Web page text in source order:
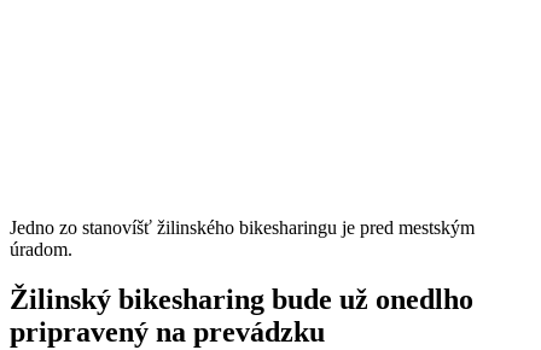
Jedno zo stanovíšť žilinského bikesharingu je pred mestským
úradom.
Žilinský bikesharing bude už onedlho
pripravený na prevádzku